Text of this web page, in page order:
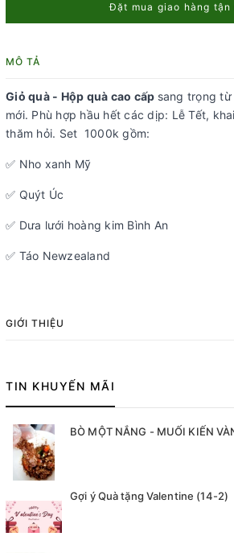
Đặt mua giao hàng tận
MÔ TẢ
Giỏ quà - Hộp quà cao cấp sang trọng
mới. Phù hợp hầu hết các dịp: Lễ Tết,
thăm hỏi. Set 1000k gồm:
✅ Nho xanh Mỹ
✅ Quýt Úc
✅ Dưa lưới hoàng kim Bình An
✅ Táo Newzealand
GIỚI THIỆU
TIN KHUYẾN MÃI
BÒ MỘT NẮNG - MUỐI KIẾN
Gợi ý Quà tặng Valentine (14-2)